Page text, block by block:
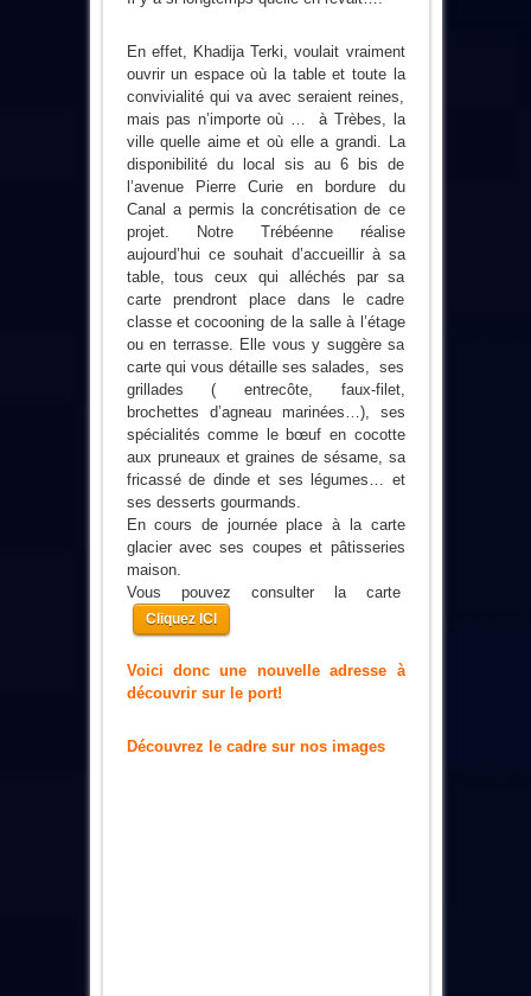
En effet, Khadija Terki, voulait vraiment
ouvrir un espace où la table et toute la
convivialité qui va avec seraient reines,
mais pas n’importe où …à Trèbes, la
ville quelle aime et où elle a grandi. La
disponibilité du local sis au 6 bis de
l’avenue Pierre Curie en bordure du
Canal a permis la concrétisation de ce
projet. Notre Trébéenne réalise
aujourd’hui ce souhait d’accueillir à sa
table, tous ceux qui alléchés par sa
carte prendront place dans le cadre
classe et cocooning de la salle à l’étage
ou en terrasse. Elle vous y suggère sa
carte qui vous détaille ses salades, ses
grillades ( entrecôte, faux-filet,
brochettes d’agneau marinées…), ses
spécialités comme le bœuf en cocotte
aux pruneaux et graines de sésame, sa
fricassé de dinde et ses légumes… et
ses desserts gourmands.
En cours de journée place à la carte
glacier avec ses coupes et pâtisseries
maison.
Vous pouvez consulter la carte
Cliquez ICI
Voici donc une nouvelle adresse à
découvrir sur le port!
Découvrez le cadre sur nos images